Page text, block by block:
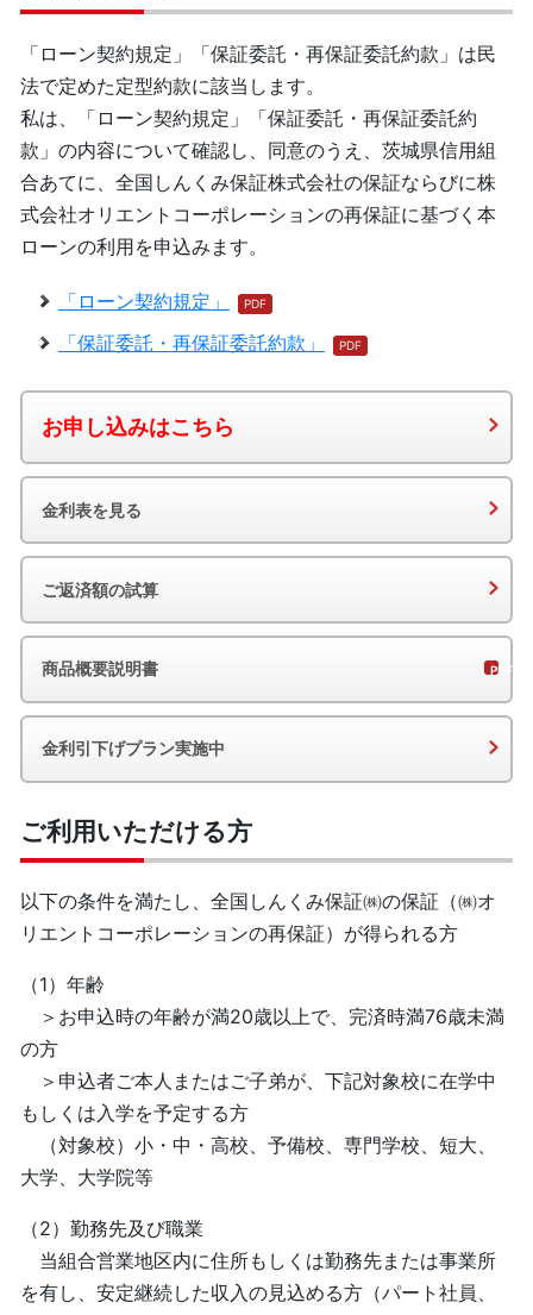
「ローン契約規定」「保証委託・再保証委託約款」は民
法で定めた定型約款に該当します。
私は、「ローン契約規定」「保証委託・再保証委託約
款」の内容について確認し、同意のうえ、茨城県信用組
合あてに、全国しんくみ保証株式会社の保証ならびに株
式会社オリエントコーポレーションの再保証に基づく本
ローンの利用を申込みます。
「ローン契約規定」
「保証委託・再保証委託約款」
お申し込みはこちら
金利表を見る
ご返済額の試算
商品概要説明書
金利引下げプラン実施中
ご利用いただける方
以下の条件を満たし、全国しんくみ保証㈱の保証（㈱オ
リエントコーポレーションの再保証）が得られる方
（1）年齢
＞お申込時の年齢が満20歳以上で、完済時満76歳未満
の方
＞申込者ご本人またはご子弟が、下記対象校に在学中
もしくは入学を予定する方
（対象校）小・中・高校、予備校、専門学校、短大、
大学、大学院等
（2）勤務先及び職業
当組合営業地区内に住所もしくは勤務先または事業所
を有し、安定継続した収入の見込める方（パート社員、